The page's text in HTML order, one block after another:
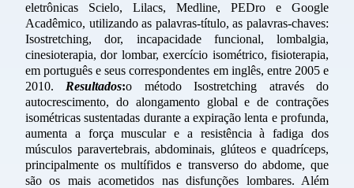
eletrônicas Scielo, Lilacs, Medline, PEDro e Google
Acadêmico, utilizando as palavras-título, as palavras-chaves:
Isostretching, dor, incapacidade funcional, lombalgia,
cinesioterapia, dor lombar, exercício isométrico, fisioterapia,
em português e seus correspondentes em inglês, entre 2005 e
2010. Resultados:o métodoIsostretching através do
autocrescimento, do alongamento global e de contrações
isométricas sustentadas durante a expiração lenta e profunda,
aumenta a força muscular e a resistência à fadiga dos
músculos paravertebrais, abdominais, glúteos e quadríceps,
principalmente osmultífidos e transverso do abdome, que
são os mais acometidos nas disfunções lombares. Além